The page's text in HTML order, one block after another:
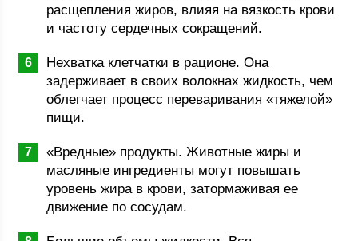
расщепления жиров, влияя на вязкость крови
и частоту сердечных сокращений.
Нехватка клетчатки в рационе. Она
задерживает в своих волокнах жидкость, чем
облегчает процесс переваривания «тяжелой»
пищи.
«Вредные» продукты. Животные жиры и
масляные ингредиенты могут повышать
уровень жира в крови, затормаживая ее
движение по сосудам.